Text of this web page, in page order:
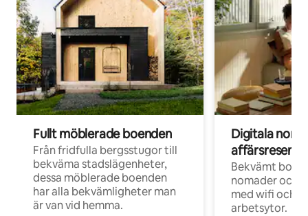
Fullt möblerade boenden
Från fridfulla bergsstugor till
bekväma stadslägenheter,
dessa möblerade boenden
har alla bekvämligheter man
är van vid hemma.
Digitala
Bekvämt
nomader och
med wifi och
arbetsytor.